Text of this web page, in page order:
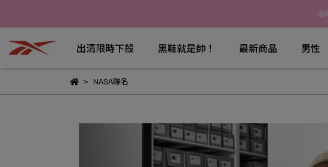
限
出清限時下殺 黑鞋就是帥！ 最新商品 男性
NASA聯名